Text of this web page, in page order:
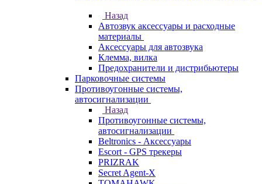
Назад
Автозвук аксессуары и расходные
материалы
Аксессуары для автозвука
Клемма, вилка
Предохранители и дистрибьютеры
Парковочные системы
Противоугонные системы,
автосигнализации
Назад
Противоугонные системы,
автосигнализации
Beltronics - Аксессуары
Escort - GPS трекеры
PRIZRAK
Secret Agent-X